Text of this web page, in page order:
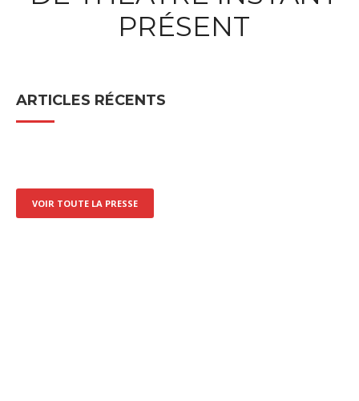
PRÉSENT
ARTICLES RÉCENTS
VOIR TOUTE LA PRESSE